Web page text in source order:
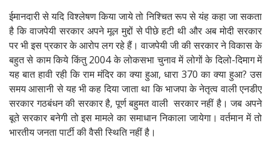
ईमानदारी से यदि विश्लेषण किया जाये तो निश्चित रूप से यंह कहा जा सकता
है कि वाजपेयी सरकार अपने मूल मुद्दों से पीछे हटी थी और अब मोदी सरकार
पर भी इस प्रकार के आरोप लग रहे हैं। वाजपेयी जी की सरकार ने विकास के
बहुत से काम किये किंतु 2004 के लोकसभा चुनाव में लोगों के दिलो-दिमाग में
यह बात हावी रही कि राम मंदिर का क्या हुआ, धारा 370 का क्या हुआ? उस
समय आसानी से यह भी कह दिया जाता था कि भाजपा के नेतृत्व वाली एनडीए
सरकार गठबंधन की सरकार है, पूर्ण बहुमत वाली सरकार नहीं है। जब अपने
बूते सरकार बनेगी तो इस मामले का समाधान निकाला जायेगा। वर्तमान में तो
भारतीय जनता पार्टी की वैसी स्थिति नहीं है।